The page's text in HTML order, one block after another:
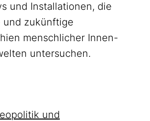
und Installationen, die
und zukünftige
menschlicher Innen-
untersuchen.
und